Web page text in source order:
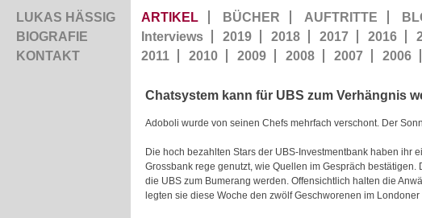
LUKAS HÄSSIG
BIOGRAFIE
KONTAKT
ARTIKEL BÜCHER AUFTRITTE
Interviews
2019 2018 2017 2016
2011
2010 2009 2008 2007 2006
Chatsystem kann für UBS zum Verhängnis
Adoboli wurde von seinen Chefs mehrfach verschont. Der
Die hoch bezahlten Stars der UBS-Investmentbank haben ihr
Grossbank rege genutzt, wie Quellen im Gespräch
die UBS zum Bumerang werden. Offensichtlich halten die
legten sie diese Woche den zwölf Geschworenen im Londoner